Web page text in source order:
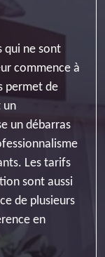
qui ne sont
commence à
permet de
un
un débarras
Les tarifs
sont aussi
de plusieurs
en